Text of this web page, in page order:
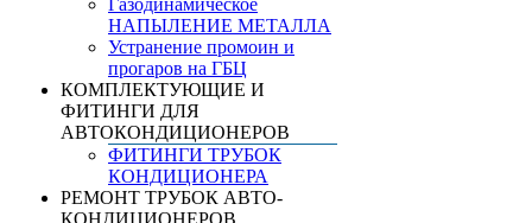
Газодинамическое
НАПЫЛЕНИЕ МЕТАЛЛА
Устранение промоин и
прогаров на ГБЦ
КОМПЛЕКТУЮЩИЕ И
ФИТИНГИ ДЛЯ
АВТОКОНДИЦИОНЕРОВ
ФИТИНГИ ТРУБОК
КОНДИЦИОНЕРА
РЕМОНТ ТРУБОК АВТО-
КОНДИЦИОНЕРОВ